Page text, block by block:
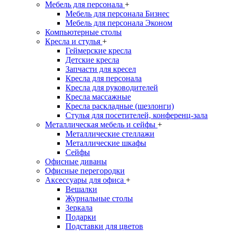
Мебель для персонала +
Мебель для персонала Бизнес
Мебель для персонала Эконом
Компьютерные столы
Кресла и стулья +
Геймерские кресла
Детские кресла
Запчасти для кресел
Кресла для персонала
Кресла для руководителей
Кресла массажные
Кресла раскладные (шезлонги)
Стулья для посетителей, конференц-зала
Металлическая мебель и сейфы +
Металлические стеллажи
Металлические шкафы
Сейфы
Офисные диваны
Офисные перегородки
Аксессуары для офиса +
Вешалки
Журнальные столы
Зеркала
Подарки
Подставки для цветов